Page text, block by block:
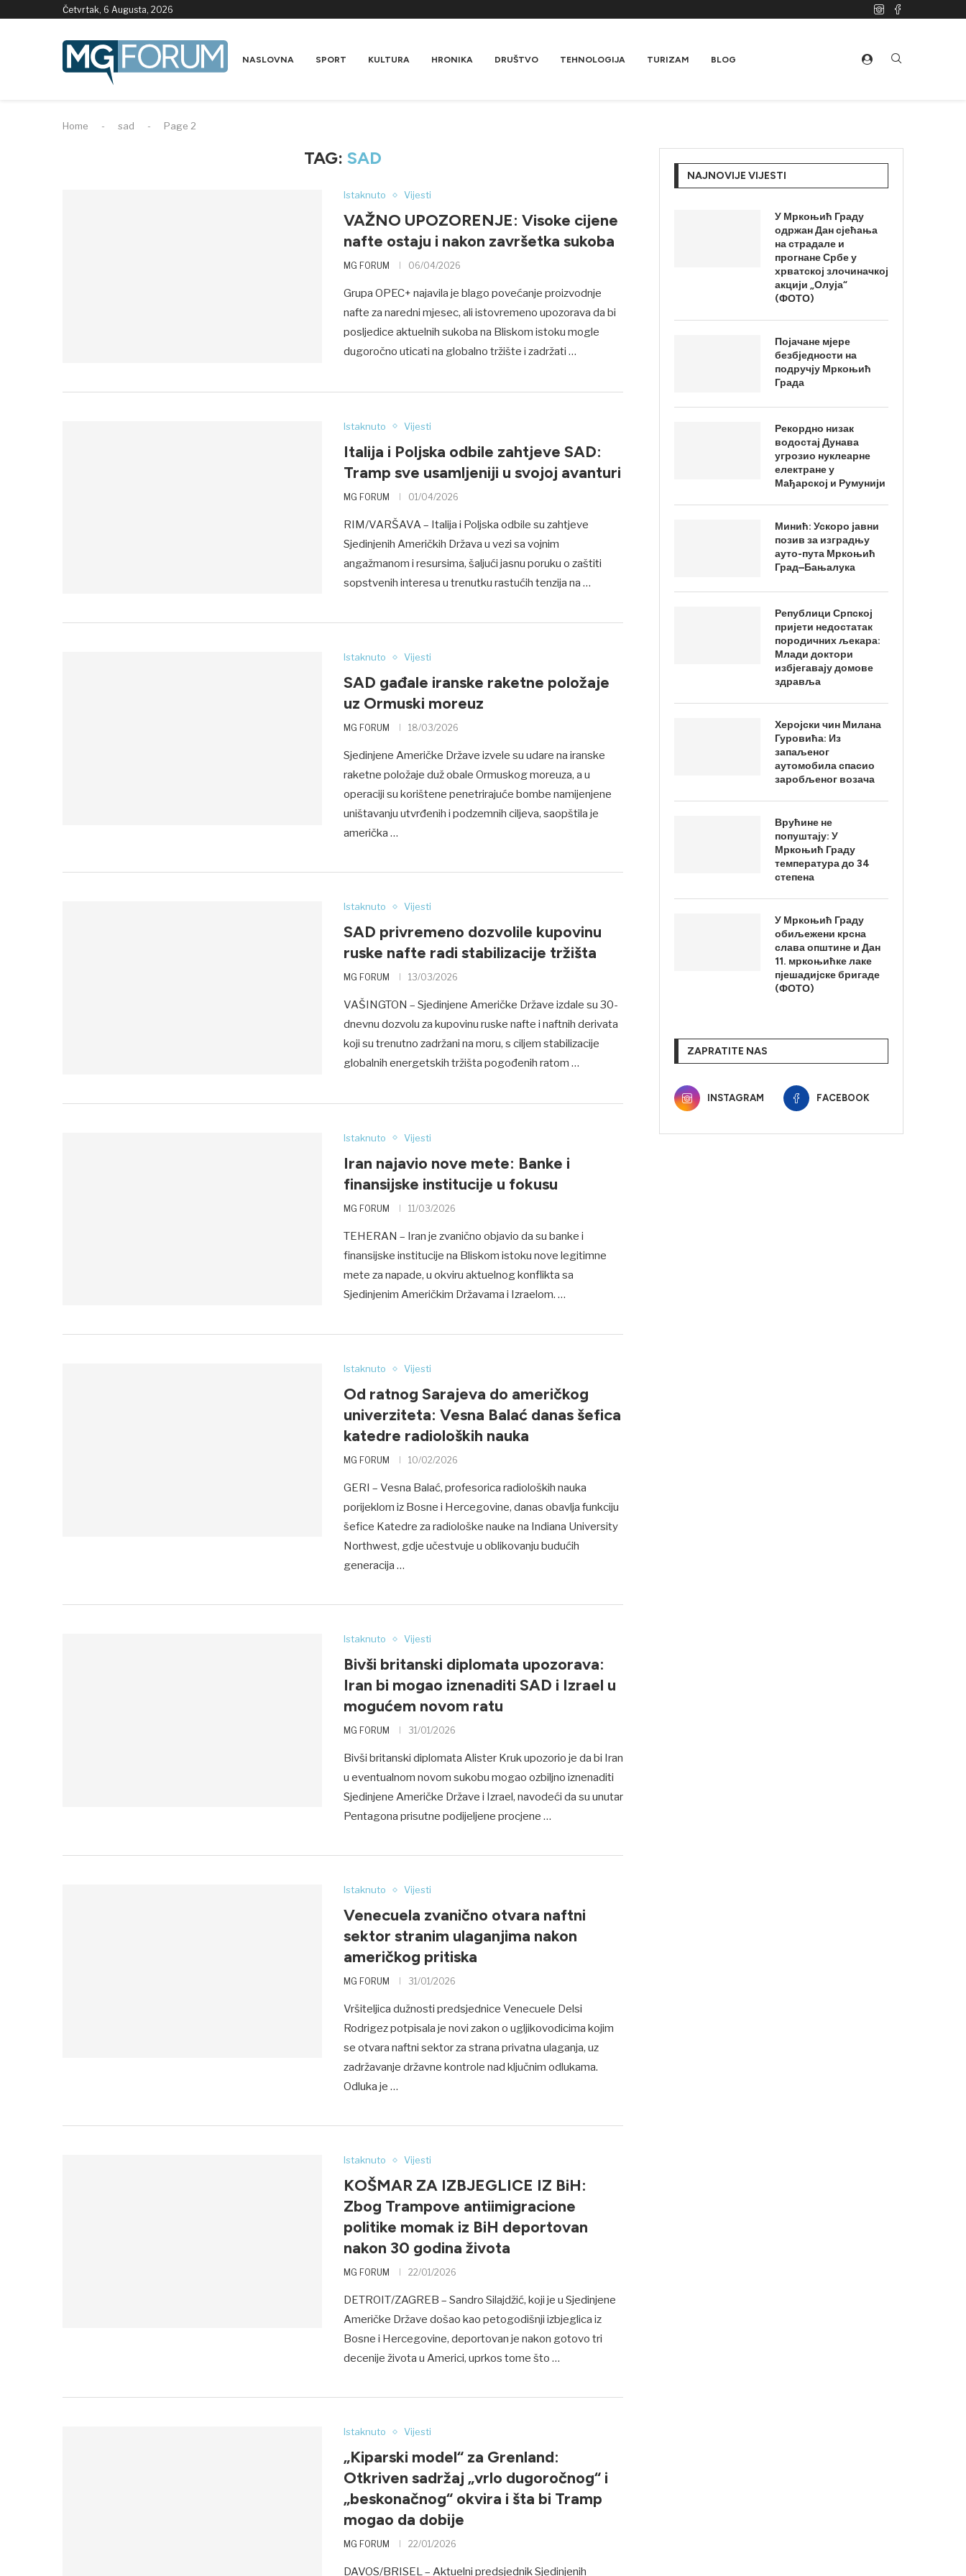
Četvrtak, 6 Augusta, 2026
NASLOVNA SPORT KULTURA HRONIKA DRUŠTVO TEHNOLOGIJA TURIZAM BLOG
Home - sad - Page 2
TAG: SAD
Istaknuto Vijesti
VAŽNO UPOZORENJE: Visoke cijene
nafte ostaju i nakon završetka sukoba
MG FORUM 06/04/2026
Grupa OPEC+ najavila je blago povećanje proizvodnje
nafte za naredni mjesec, ali istovremeno upozorava da bi
posljedice aktuelnih sukoba na Bliskom istoku mogle
dugoročno uticati na globalno tržište i zadržati …
Istaknuto Vijesti
Italija i Poljska odbile zahtjeve SAD:
Tramp sve usamljeniji u svojoj avanturi
MG FORUM 01/04/2026
RIM/VARŠAVA – Italija i Poljska odbile su zahtjeve
Sjedinjenih Američkih Država u vezi sa vojnim
angažmanom i resursima, šaljući jasnu poruku o zaštiti
sopstvenih interesa u trenutku rastućih tenzija na …
Istaknuto Vijesti
SAD gađale iranske raketne položaje
uz Ormuski moreuz
MG FORUM 18/03/2026
Sjedinjene Američke Države izvele su udare na iranske
raketne položaje duž obale Ormuskog moreuza, a u
operaciji su korištene penetrirajuće bombe namijenjene
uništavanju utvrđenih i podzemnih ciljeva, saopštila je
američka …
Istaknuto Vijesti
SAD privremeno dozvolile kupovinu
ruske nafte radi stabilizacije tržišta
MG FORUM 13/03/2026
VAŠINGTON – Sjedinjene Američke Države izdale su 30-
dnevnu dozvolu za kupovinu ruske nafte i naftnih derivata
koji su trenutno zadržani na moru, s ciljem stabilizacije
globalnih energetskih tržišta pogođenih ratom …
Istaknuto Vijesti
Iran najavio nove mete: Banke i
finansijske institucije u fokusu
MG FORUM 11/03/2026
TEHERAN – Iran je zvanično objavio da su banke i
finansijske institucije na Bliskom istoku nove legitimne
mete za napade, u okviru aktuelnog konflikta sa
Sjedinjenim Američkim Državama i Izraelom. …
Istaknuto Vijesti
Od ratnog Sarajeva do američkog
univerziteta: Vesna Balać danas šefica
katedre radioloških nauka
MG FORUM 10/02/2026
GERI – Vesna Balać, profesorica radioloških nauka
porijeklom iz Bosne i Hercegovine, danas obavlja funkciju
šefice Katedre za radiološke nauke na Indiana University
Northwest, gdje učestvuje u oblikovanju budućih
generacija …
Istaknuto Vijesti
Bivši britanski diplomata upozorava:
Iran bi mogao iznenaditi SAD i Izrael u
mogućem novom ratu
MG FORUM 31/01/2026
Bivši britanski diplomata Alister Kruk upozorio je da bi Iran
u eventualnom novom sukobu mogao ozbiljno iznenaditi
Sjedinjene Američke Države i Izrael, navodeći da su unutar
Pentagona prisutne podijeljene procjene …
Istaknuto Vijesti
Venecuela zvanično otvara naftni
sektor stranim ulaganjima nakon
američkog pritiska
MG FORUM 31/01/2026
Vršiteljica dužnosti predsjednice Venecuele Delsi
Rodrigez potpisala je novi zakon o ugljikovodicima kojim
se otvara naftni sektor za strana privatna ulaganja, uz
zadržavanje državne kontrole nad ključnim odlukama.
Odluka je …
Istaknuto Vijesti
KOŠMAR ZA IZBJEGLICE IZ BiH:
Zbog Trampove antiimigracione
politike momak iz BiH deportovan
nakon 30 godina života
MG FORUM 22/01/2026
DETROIT/ZAGREB – Sandro Silajdžić, koji je u Sjedinjene
Američke Države došao kao petogodišnji izbjeglica iz
Bosne i Hercegovine, deportovan je nakon gotovo tri
decenije života u Americi, uprkos tome što …
Istaknuto Vijesti
„Kiparski model“ za Grenland:
Otkriven sadržaj „vrlo dugoročnog“ i
„beskonačnog“ okvira i šta bi Tramp
mogao da dobije
MG FORUM 22/01/2026
DAVOS/BRISEL – Aktuelni predsjednik Sjedinjenih
NAJNOVIJE VIJESTI
У Мркоњић Граду
одржан Дан сјећања
на страдале и
прогнане Србе у
хрватској злочиначкој
акцији „Олуја“
(ФОТО)
Појачане мјере
безбједности на
подручју Мркоњић
Града
Рекордно низак
водостај Дунава
угрозио нуклеарне
електране у
Мађарској и Румунији
Минић: Ускоро јавни
позив за изградњу
ауто-пута Мркоњић
Град–Бањалука
Републици Српској
пријети недостатак
породичних љекара:
Млади доктори
избјегавају домове
здравља
Херојски чин Милана
Гуровића: Из
запаљеног
аутомобила спасио
заробљеног возача
Врућине не
попуштају: У
Мркоњић Граду
температура до 34
степена
У Мркоњић Граду
обиљежени крсна
слава општине и Дан
11. мркоњићке лаке
пјешадијске бригаде
(ФОТО)
ZAPRATITE NAS
INSTAGRAM FACEBOOK